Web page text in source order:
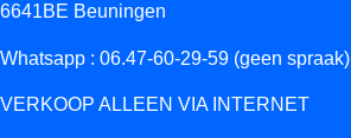
6641BE Beuningen
Whatsapp : 06.47-60-29-59 (geen spraak)
VERKOOP ALLEEN VIA INTERNET